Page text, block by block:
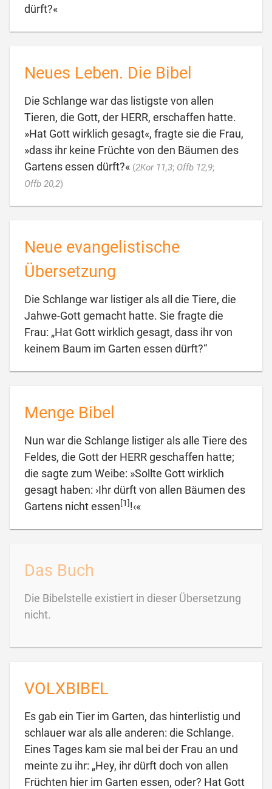
dürft?«
Neues Leben. Die Bibel
Die Schlange war das listigste von allen
Tieren, die Gott, der HERR, erschaffen hatte.
»Hat Gott wirklich gesagt«, fragte sie die Frau,
»dass ihr keine Früchte von den Bäumen des
Gartens essen dürft?« (2Kor 11,3; Offb 12,9;
Offb 20,2)
Neue evangelistische
Übersetzung
Die Schlange war listiger als all die Tiere, die
Jahwe-Gott gemacht hatte. Sie fragte die
Frau: „Hat Gott wirklich gesagt, dass ihr von
keinem Baum im Garten essen dürft?“
Menge Bibel
Nun war die Schlange listiger als alle Tiere des
Feldes, die Gott der HERR geschaffen hatte;
die sagte zum Weibe: »Sollte Gott wirklich
gesagt haben: ›Ihr dürft von allen Bäumen des
Gartens nicht essen[1]!‹«
Das Buch
Die Bibelstelle existiert in dieser Übersetzung
nicht.
VOLXBIBEL
Es gab ein Tier im Garten, das hinterlistig und
schlauer war als alle anderen: die Schlange.
Eines Tages kam sie mal bei der Frau an und
meinte zu ihr: „Hey, ihr dürft doch von allen
Früchten hier im Garten essen, oder? Hat Gott